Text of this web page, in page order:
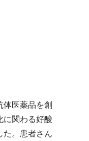
医薬品を創
に関わる好酸
た。患者さん